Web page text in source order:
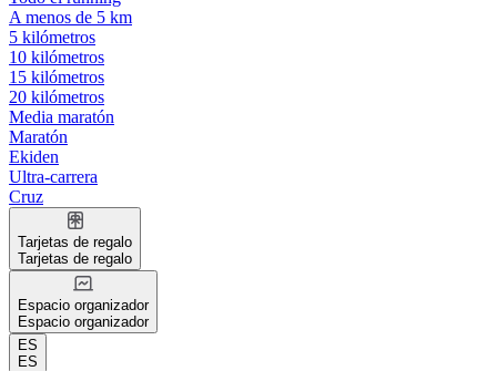
A menos de 5 km
5 kilómetros
10 kilómetros
15 kilómetros
20 kilómetros
Media maratón
Maratón
Ekiden
Ultra-carrera
Cruz
Tarjetas de regalo
Tarjetas de regalo
Espacio organizador
Espacio organizador
ES
ES